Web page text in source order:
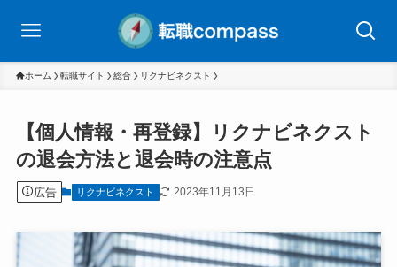
ホーム 転職サイト 総合 リクナビネクスト
【個人情報・再登録】リクナビネクスト
の退会方法と退会時の注意点
広告 リクナビネクスト 2023年11月13日